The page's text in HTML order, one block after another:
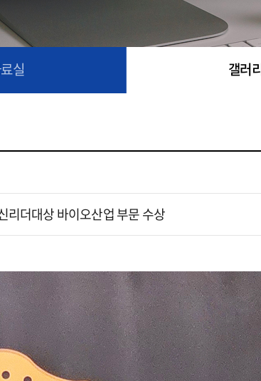
실 갤러리
리더대상 바이오산업 부문 수상